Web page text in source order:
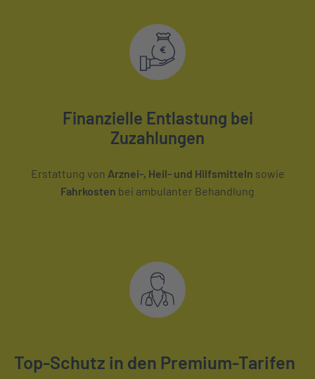
Finanzielle Entlastung bei
Zuzahlungen
Erstattung von Arznei-, Heil- und Hilfsmitteln sowie
Fahrkosten bei ambulanter Behandlung
Top-Schutz in den Premium-Tarifen